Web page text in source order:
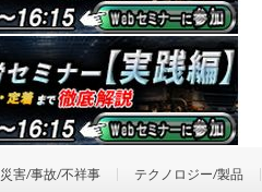
災害/事故/不祥事 テクノロジー/製品